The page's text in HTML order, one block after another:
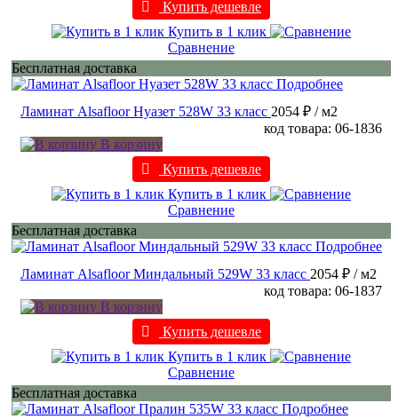
Купить дешевле
Купить в 1 клик
Сравнение
Бесплатная доставка
Подробнее
Ламинат Alsafloor Нуазет 528W 33 класс 2054 ₽ / м2
код товара: 06-1836
В корзину
Купить дешевле
Купить в 1 клик
Сравнение
Бесплатная доставка
Подробнее
Ламинат Alsafloor Миндальный 529W 33 класс 2054 ₽ / м2
код товара: 06-1837
В корзину
Купить дешевле
Купить в 1 клик
Сравнение
Бесплатная доставка
Подробнее